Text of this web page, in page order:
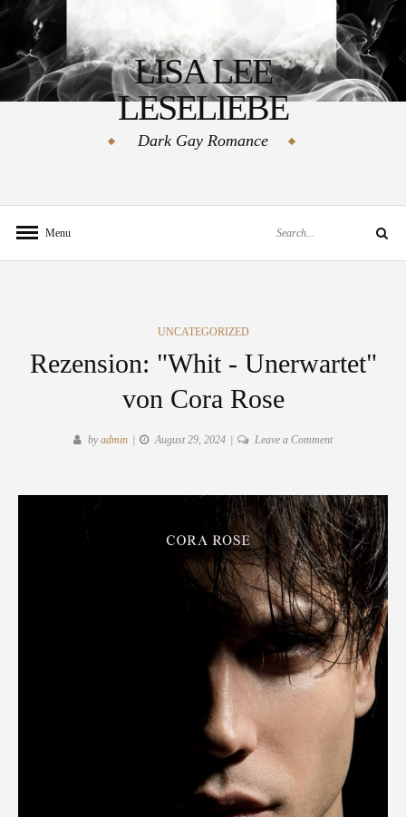
Skip
content
LISA LEE
LESELIEBE
Dark Gay Romance
Menu Search
CATEGORIES
UNCATEGORIZED
Rezension: "Whit - Unerwartet"
von Cora Rose
byadmin August 29, 2024 Leave a Commenton
-
Unerwartet"
von
Cora
Rose